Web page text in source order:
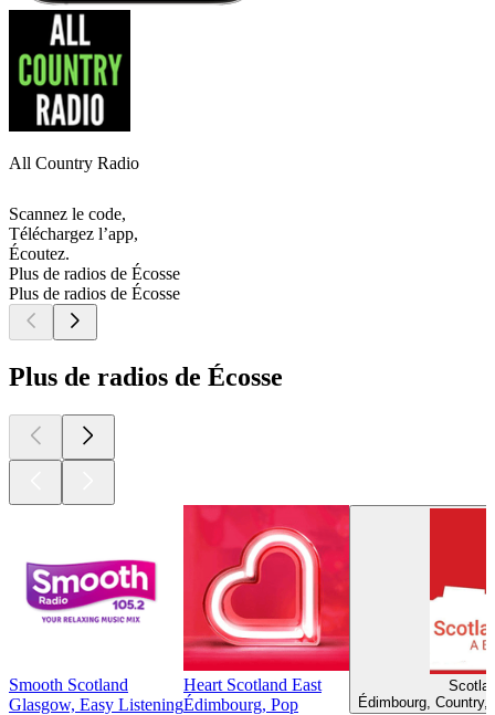
All Country Radio
Scannez le code,
Téléchargez l’app,
Écoutez.
Plus de radios de Écosse
Plus de radios de Écosse
Plus de radios de Écosse
Smooth Scotland
Glasgow, Easy Listening
Heart Scotland East
Édimbourg, Pop
Édimbourg,